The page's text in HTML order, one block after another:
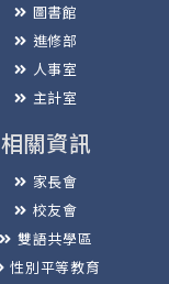
圖書館
進修部
人事室
主計室
相關資訊
家長會
校友會
雙語共學區
性別平等教育